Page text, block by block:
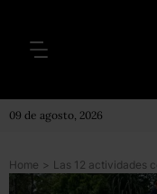
09 de agosto, 2026
Home >